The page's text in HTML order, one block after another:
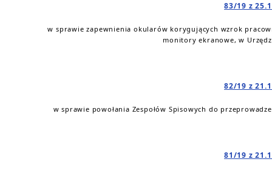
83/19 z
w sprawie zapewnienia okularów korygujących wzrok
monitory ekranowe, w
82/19 z
w sprawie powołania Zespołów Spisowych do
81/19 z